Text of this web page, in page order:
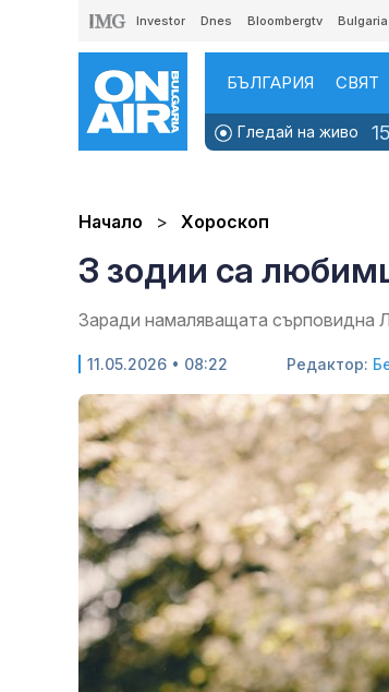
Investor Dnes Bloombergtv
БЪЛГАРИЯ СВЯТ
Гледай на живо
Начало Хороскоп
3 зодии са
Заради намаляващата сърповидна
11.05.2026 • 08:22 Редактор: